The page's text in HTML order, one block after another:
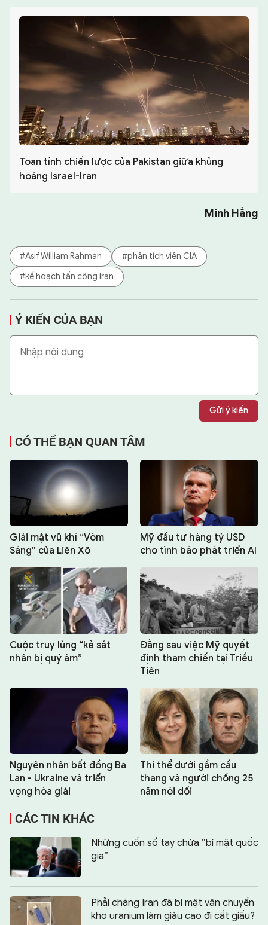
Toan tính chiến lược của Pakistan giữa khủng
hoảng Israel-Iran
Minh Hằng
#Asif William Rahman
#phân tích viên CIA
#kế hoạch tấn công Iran
Ý KIẾN CỦA BẠN
Gửi ý kiến
CÓ THỂ BẠN QUAN TÂM
Giải mật vũ khí “Vòm
Sáng” của Liên Xô
Mỹ đầu tư hàng tỷ USD
cho tình báo phát triển AI
Cuộc truy lùng “kẻ sát
nhân bị quỷ ám”
Đằng sau việc Mỹ quyết
định tham chiến tại Triều
Tiên
Nguyên nhân bất đồng Ba
Lan - Ukraine và triển
vọng hòa giải
Thi thể dưới gầm cầu
thang và người chồng 25
năm nói dối
CÁC TIN KHÁC
Những cuốn sổ tay chứa “bí mật quốc
gia”
Phải chăng Iran đã bí mật vận chuyển
kho uranium làm giàu cao đi cất giấu?